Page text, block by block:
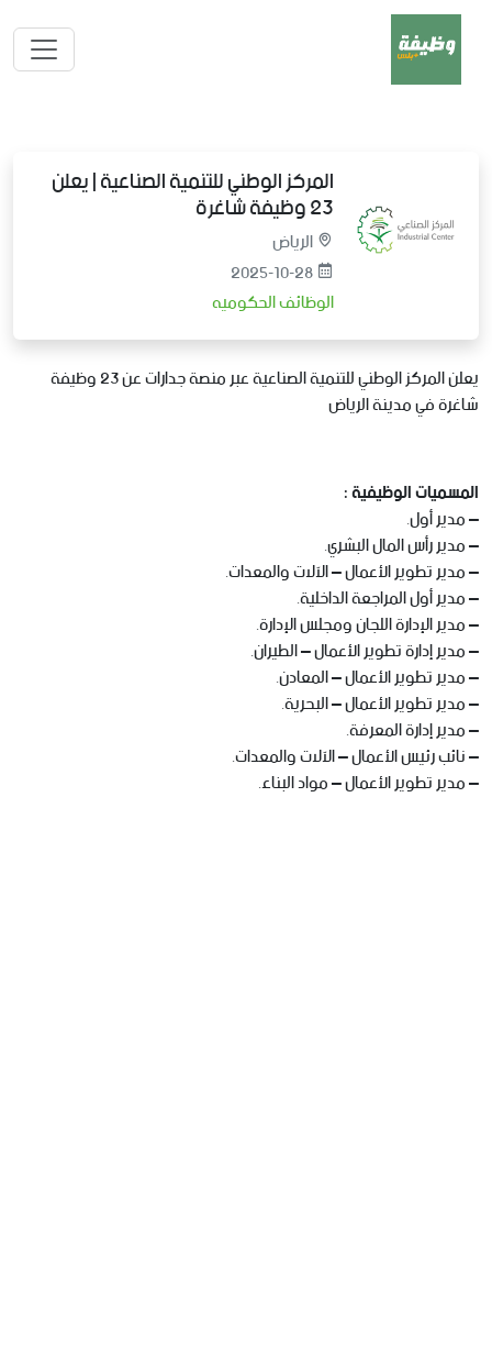
المركز الوطني للتنمية الصناعية | يعلن
23 وظيفة شاغرة
الرياض
2025-10-28
الوظائف الحكوميه
يعلن المركز الوطني للتنمية الصناعية عبر منصة جدارات عن 23 وظيفة
شاغرة في مدينة الرياض
المسميات الوظيفية :
– مدير أول.
– مدير رأس المال البشري.
– مدير تطوير الأعمال – الآلات والمعدات.
– مدير أول المراجعة الداخلية.
– مدير الإدارة اللجان ومجلس الإدارة.
– مدير إدارة تطوير الأعمال – الطيران.
– مدير تطوير الأعمال – المعادن.
– مدير تطوير الأعمال – البحرية.
– مدير إدارة المعرفة.
– نائب رئيس الأعمال – الآلات والمعدات.
– مدير تطوير الأعمال – مواد البناء.